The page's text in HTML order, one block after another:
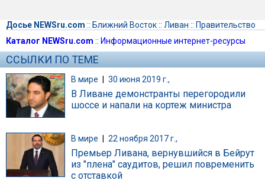
Досье NEWSru.com :: Ближний Восток:: Ливан :: Правительство
Каталог NEWSru.com :: Информационные интернет-ресурсы
ССЫЛКИ ПО ТЕМЕ
В мире | 30 июня 2019 г.,
В Ливане демонстранты перегородили
шоссе и напали на кортеж министра
В мире 22 ноября 2017 г.,
Премьер Ливана, вернувшийся в Бейрут
из "плена" саудитов, решил повременить
с отставкой